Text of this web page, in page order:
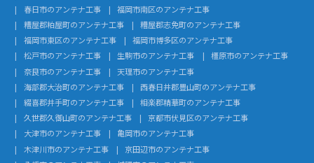
春日市のアンテナ工事
福岡市南区のアンテナ工事
糟屋郡粕屋町のアンテナ工事
糟屋郡志免町のアンテナ工事
福岡市東区のアンテナ工事
福岡市博多区のアンテナ工事
松戸市のアンテナ工事
生駒市のアンテナ工事
橿原市のアンテナ工事
奈良市のアンテナ工事
天理市のアンテナ工事
海部郡大治町のアンテナ工事
西春日井郡豊山町のアンテナ工事
綴喜郡井手町のアンテナ工事
相楽郡精華町のアンテナ工事
久世郡久御山町のアンテナ工事
京都市伏見区のアンテナ工事
大津市のアンテナ工事
亀岡市のアンテナ工事
木津川市のアンテナ工事
京田辺市のアンテナ工事